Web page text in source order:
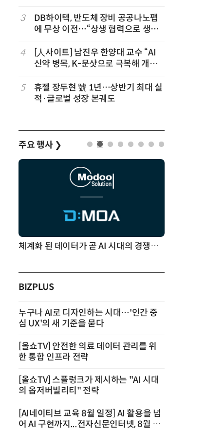
3
DB하이텍, 반도체 장비 공공나노팹
에 무상 이전…“상생 협력으로 생태
4
[人사이트] 남진우 한양대 교수 “AI
신약 병목, K-문샷으로 극복해 개발
5
휴젤 장두현 號 1년…상반기 최대 실
적·글로벌 성장 본궤도
주요 행사 ❯
체계화 된 데이터가 곧 AI 시대의 경쟁력이다
BIZPLUS
누구나 AI로 디자인하는 시대…'인간 중
심 UX'의 새 기준을 묻다
[올쇼TV] 안전한 의료 데이터 관리를 위
한 통합 인프라 전략
[올쇼TV] 스플렁크가 제시하는 "AI 시대
의 옵저버빌리티" 전략
[AI네이티브 교육 8월 일정] AI 활용을 넘
어 AI 구현까지...전자신문인터넷, 8월 실